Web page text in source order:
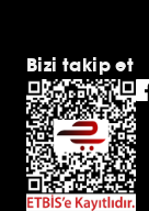
Bizi takip et